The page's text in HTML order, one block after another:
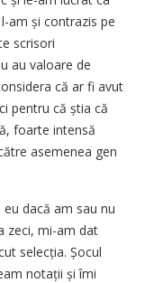
am și contrazis pe
scrisori
au valoare de
că ar fi avut
pentru că știa că
foarte intensă
asemenea gen
dacă am sau nu
zeci, mi-am dat
selecția. Șocul
notații și îmi